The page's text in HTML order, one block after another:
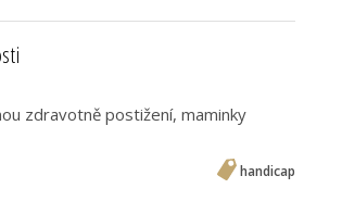
zdravotně postižení, maminky
handicap